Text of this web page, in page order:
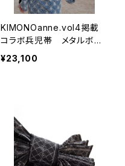
KIMONOanne.vol4掲載
コラボ兵児帯 メタルボー
ダー ユニセックス
¥23,100